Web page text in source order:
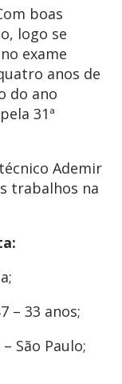
boas
logo se
exame
anos de
do ano
31ª
Ademir
trabalhos na
– 33 anos;
São Paulo;